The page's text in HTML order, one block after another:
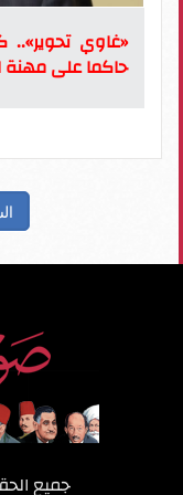
«غاوي
حاكما على مهنة
جميع